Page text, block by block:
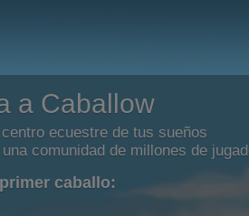
a Caballow
centro ecuestre de tus sueños
comunidad de millones de
caballo: